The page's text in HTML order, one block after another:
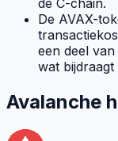
De AVAX-
een deel
wat
Avalanche